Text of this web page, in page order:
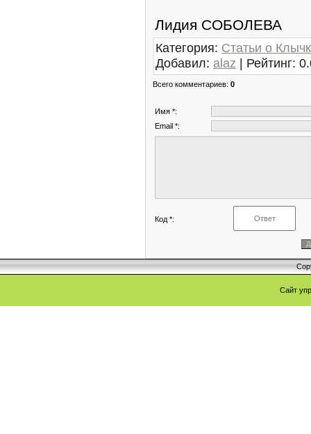
Лидия СОБОЛЕВА
Категория: Статьи о
Добавил: alaz | Рейтинг:
Всего комментариев: 0
Имя *:
Email *:
Код *:
Сайт